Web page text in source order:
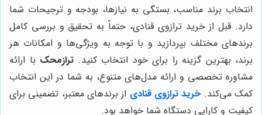
انتخاب برند مناسب، بستگی به نیازها، بودجه و ترجیحات شما
دارد. قبل از خرید ترازوی قنادی، حتماً به تحقیق و بررسی کامل
برندهای مختلف بپردازید و با توجه به ویژگی‌ها و امکانات هر
برند، بهترین گزینه را برای خود انتخاب کنید. ترازمحک با ارائه
مشاوره تخصصی و ارائه مدل‌های متنوع، به شما در این انتخاب
کمک می‌کند. خرید ترازوی قنادی از برندهای معتبر، تضمینی برای
کیفیت و کارایی دستگاه شما خواهد بود.